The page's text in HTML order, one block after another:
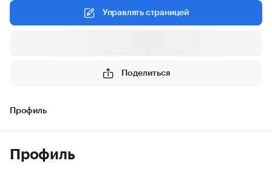
Управлять страницей
Поделиться
Профиль
Профиль